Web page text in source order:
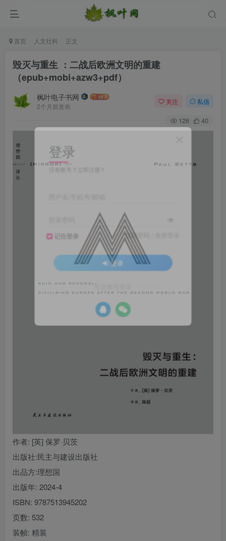
首页 人文社科 正文
毁灭与重生 ：二战后欧洲文明的重建
（epub+mobi+azw3+pdf）
枫叶电子书网
2个月前发布
关注 私信
126 40
作者: [英] 保罗·贝茨
出版社:民主与建设出版社
出品方:理想国
出版年: 2024-4
ISBN: 9787513945202
页数: 532
装帧: 精装
登录
没有账号？立即注册
记住登录 找回密码
登录
社交账号登录